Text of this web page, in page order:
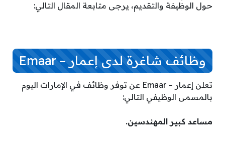
حول الوظيفة والتقديم، يرجى متابعة المقال التالي:
وظائف شاغرة لدى إعمار – Emaar
تعلن إعمار – Emaar عن توفر وظائف في الإمارات اليوم
بالمسمى الوظيفي التالي:
مساعد كبير المهندسين.